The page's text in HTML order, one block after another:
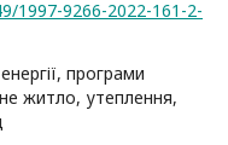
1997-9266-2022-161-2-
програми
житло, утеплення,